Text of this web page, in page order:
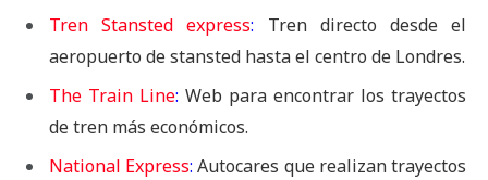
Tren Stansted express: Tren directo desde el
aeropuerto de stansted hasta el centro de Londres.
The Train Line: Web para encontrar los trayectos
de tren más económicos.
National Express:Autocares que realizan trayectos